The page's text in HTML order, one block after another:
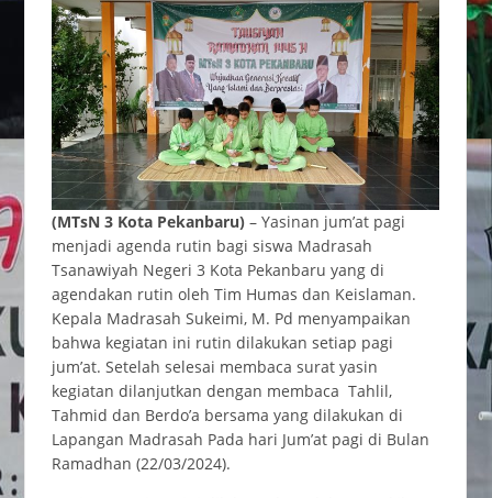
(MTsN 3 Kota Pekanbaru)– Yasinan jum’at pagi
menjadi agenda rutin bagi siswa Madrasah
Tsanawiyah Negeri 3 Kota Pekanbaru yang di
agendakan rutin oleh Tim Humas dan Keislaman.
Kepala Madrasah Sukeimi, M. Pd menyampaikan
bahwa kegiatan ini rutin dilakukan setiap pagi
jum’at. Setelah selesai membaca surat yasin
kegiatan dilanjutkan dengan membaca Tahlil,
Tahmid dan Berdo’a bersama yang dilakukan di
Lapangan Madrasah Pada hari Jum’at pagi di Bulan
Ramadhan (22/03/2024).